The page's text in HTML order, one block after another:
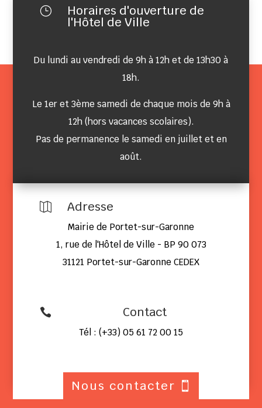
} Horaires d'ouverture de
l'Hôtel de Ville
Du lundi au vendredi de 9h à 12h et de 13h30 à
18h.
Le 1er et 3ème samedi de chaque mois de 9h à
12h (hors vacances scolaires).
Pas de permanence le samedi en juillet et en
août.
 Adresse
Mairie de Portet-sur-Garonne
1, rue de l'Hôtel de Ville - BP 90 073
31121 Portet-sur-Garonne CEDEX
 Contact
Tél : (+33) 05 61 72 00 15
Nous contacter